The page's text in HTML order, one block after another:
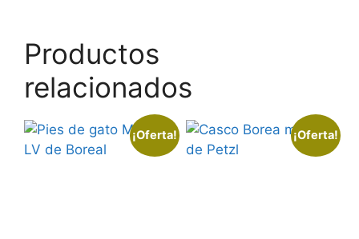
Productos
relacionados
¡Oferta! ¡Oferta!